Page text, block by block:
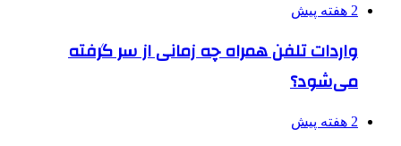
2 هفته پیش
واردات تلفن همراه چه زمانی از سر گرفته
می‌شود؟
2 هفته پیش